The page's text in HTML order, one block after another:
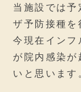
当施設では
ザ予防接種を
今現在インフ
が院内感染が
いと思います